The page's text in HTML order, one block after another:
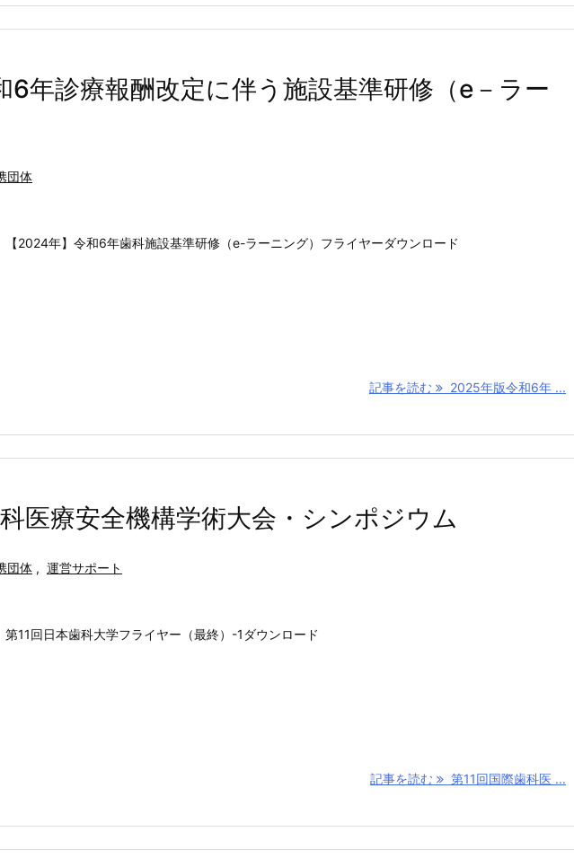
6年診療報酬改定に伴う施設基準研修（e－ラー
団体
【2024年】令和6年歯科施設基準研修（e-ラーニング）フライヤーダウンロード
記事を読む 2025年版令和6年 ...
医療安全機構学術大会・シンポジウム
団体 , 運営サポート
第11回日本歯科大学フライヤー（最終）-1ダウンロード
記事を読む 第11回国際歯科医 ...